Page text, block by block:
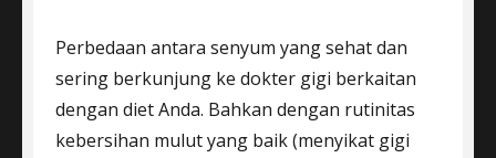
Perbedaan antara senyum yang sehat dan
sering berkunjung ke dokter gigi berkaitan
dengan diet Anda. Bahkan dengan rutinitas
kebersihan mulut yang baik (menyikat gigi